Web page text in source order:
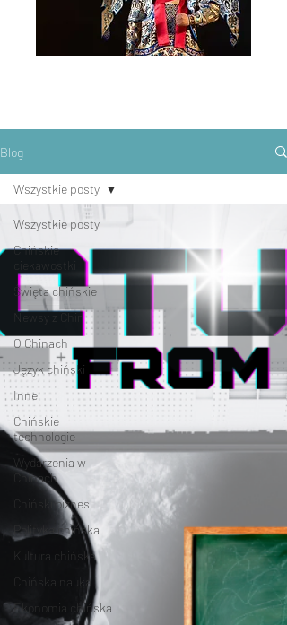
Blog
Wszystkie posty
Chińskie
ciekawostki
Święta chińskie
Newsy z Chin
O Chinach
Język chiński
Inne
Chińskie
technologie
Wydarzenia w
Chinach
Chiński biznes
Polityka chińska
Kultura chińska
Chińska nauka
Ekonomia chińska
Wszystkie posty